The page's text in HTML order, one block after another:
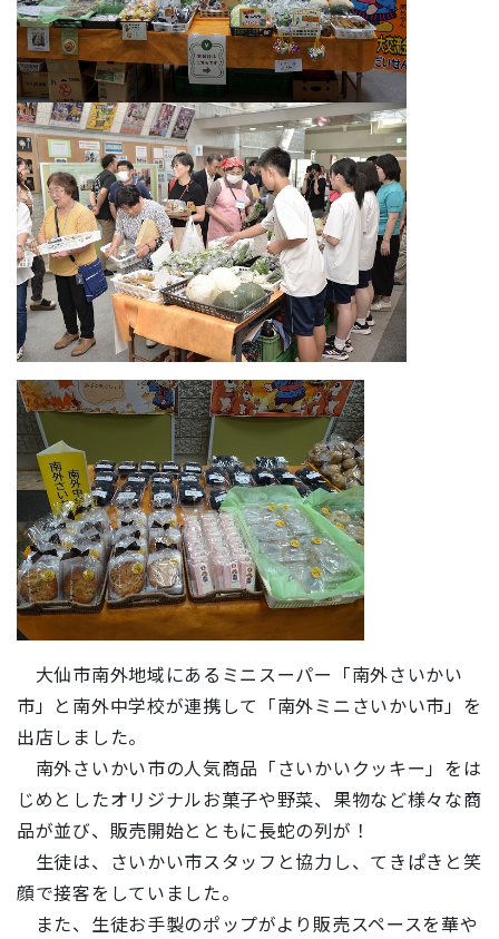
大仙市南外地域にあるミニスーパー「南外さいかい
市」と南外中学校が連携して「南外ミニさいかい市」を
出店しました。
南外さいかい市の人気商品「さいかいクッキー」をは
じめとしたオリジナルお菓子や野菜、果物など様々な商
品が並び、販売開始とともに長蛇の列が！
生徒は、さいかい市スタッフと協力し、てきぱきと笑
顔で接客をしていました。
また、生徒お手製のポップがより販売スペースを華や